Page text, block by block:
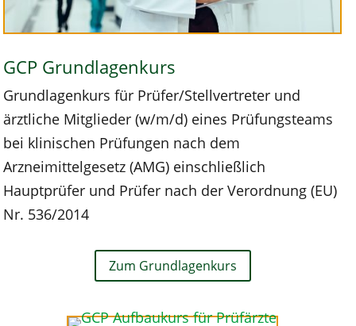
GCP Grundlagenkurs
Grundlagenkurs für Prüfer/Stellvertreter und
ärztliche Mitglieder (w/m/d) eines Prüfungsteams
bei klinischen Prüfungen nach dem
Arzneimittelgesetz (AMG) einschließlich
Hauptprüfer und Prüfer nach der Verordnung (EU)
Nr. 536/2014
Zum Grundlagenkurs